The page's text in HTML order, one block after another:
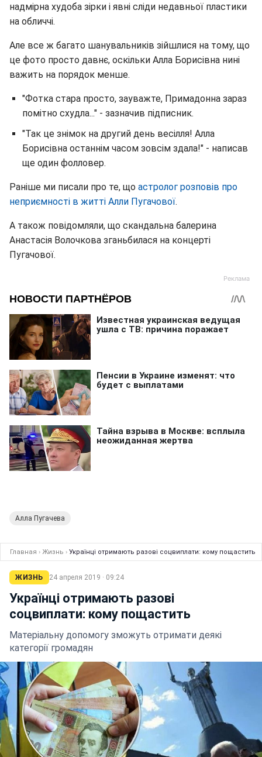
надмірна худоба зірки і явні сліди недавньої пластики
на обличчі.
Але все ж багато шанувальників зійшлися на тому, що
це фото просто давнє, оскільки Алла Борисівна нині
важить на порядок менше.
"Фотка стара просто, зауважте, Примадонна зараз
помітно схудла..." - зазначив підписник.
"Так це знімок на другий день весілля! Алла
Борисівна останнім часом зовсім здала!" - написав
ще один фолловер.
Раніше ми писали про те, що астролог розповів про
неприємності в житті Алли Пугачової.
А також повідомляли, що скандальна балерина
Анастасія Волочкова зганьбилася на концерті
Пугачової.
Алла Пугачева
Главная › Жизнь › Українці отримають разові соцвиплати: кому пощастить
ЖИЗНЬ 24 апреля 2019 · 09:24
Українці отримають разові
соцвиплати: кому пощастить
Матеріальну допомогу зможуть отримати деякі
категорії громадян